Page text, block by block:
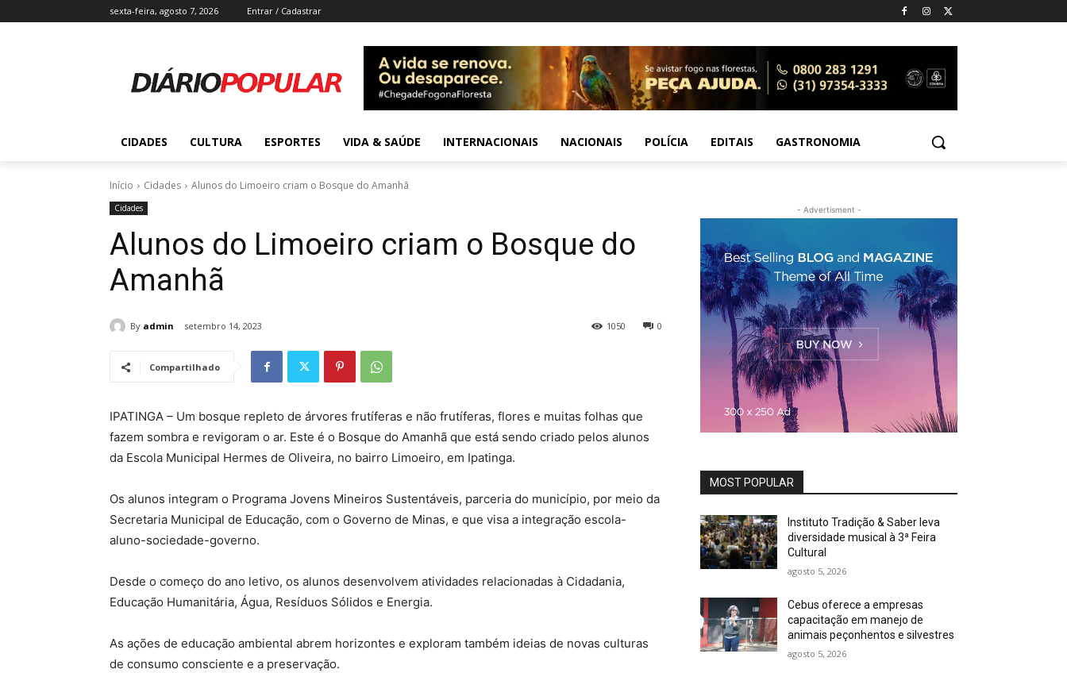
sexta-feira, agosto 7, 2026 Entrar / Cadastrar
CIDADES CULTURA ESPORTES VIDA & SAÚDE INTERNACIONAIS NACIONAIS POLÍCIA EDITAIS GASTRONOMIA
Início Cidades Alunos do Limoeiro criam o Bosque do Amanhã
Cidades
Alunos do Limoeiro criam o Bosque do
Amanhã
By admin setembro 14, 2023 0
1050
Compartilhado
IPATINGA – Um bosque repleto de árvores frutíferas e não frutíferas, flores e muitas folhas que
fazem sombra e revigoram o ar. Este é o Bosque do Amanhã que está sendo criado pelos alunos
da Escola Municipal Hermes de Oliveira, no bairro Limoeiro, em Ipatinga.
Os alunos integram o Programa Jovens Mineiros Sustentáveis, parceria do município, por meio da
Secretaria Municipal de Educação, com o Governo de Minas, e que visa a integração escola-
aluno-sociedade-governo.
Desde o começo do ano letivo, os alunos desenvolvem atividades relacionadas à Cidadania,
Educação Humanitária, Água, Resíduos Sólidos e Energia.
As ações de educação ambiental abrem horizontes e exploram também ideias de novas culturas
de consumo consciente e a preservação.
- Advertisment -
MOST POPULAR
Instituto Tradição & Saber leva
diversidade musical à 3ª Feira
Cultural
agosto 5, 2026
Cebus oferece a empresas
capacitação em manejo de
animais peçonhentos e silvestres
agosto 5, 2026